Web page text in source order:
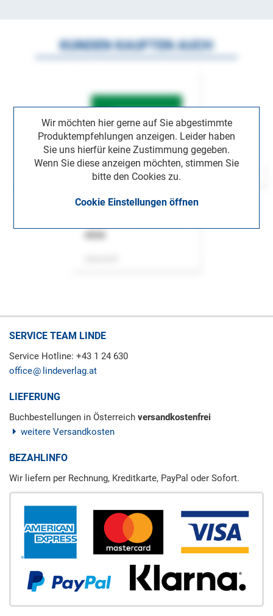
Wir möchten hier gerne auf Sie abgestimmte
Produktempfehlungen anzeigen. Leider haben
Sie uns hierfür keine Zustimmung gegeben.
Wenn Sie diese anzeigen möchten, stimmen Sie
bitte den Cookies zu.
Cookie Einstellungen öffnen
KUNDEN KAUFTEN AUCH
SERVICE TEAM LINDE
Service Hotline: +43 1 24 630
office
lindeverlag.at
LIEFERUNG
Buchbestellungen in Österreich versandkostenfrei
weitere Versandkosten
BEZAHLINFO
Wir liefern per Rechnung, Kreditkarte, PayPal oder Sofort.